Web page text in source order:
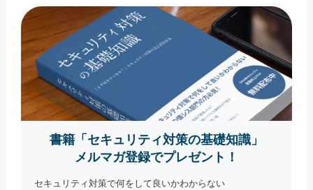
書籍「セキュリティ対策の基礎知識」
メルマガ登録でプレゼント！
セキュリティ対策で何をして良いかわからない